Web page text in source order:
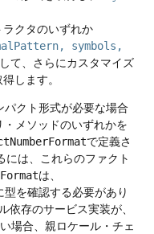
ラクタのいずれか
symbols,
て、さらにカスタマイズ
します。
パクト形式が必要な場合
メソッドのいずれかを
で定義さ
には、これらのファクト
は、
型を確認する必要があり
依存のサービス実装が、
場合、親ロケール・チェ